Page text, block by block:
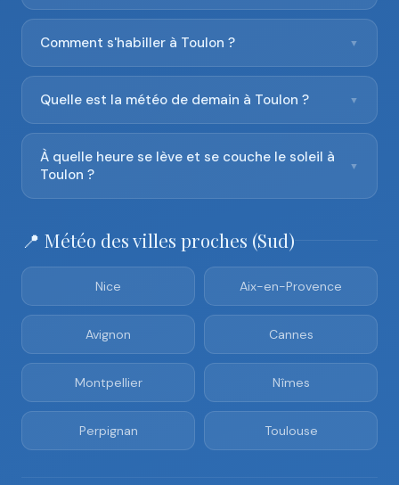
Comment s'habiller à Toulon ? ▼
Quelle est la météo de demain à Toulon ? ▼
À quelle heure se lève et se couche le soleil à
Toulon ?
▼
📍 Météo des villes proches (Sud)
Nice Aix-en-Provence
Avignon Cannes
Montpellier Nîmes
Perpignan Toulouse